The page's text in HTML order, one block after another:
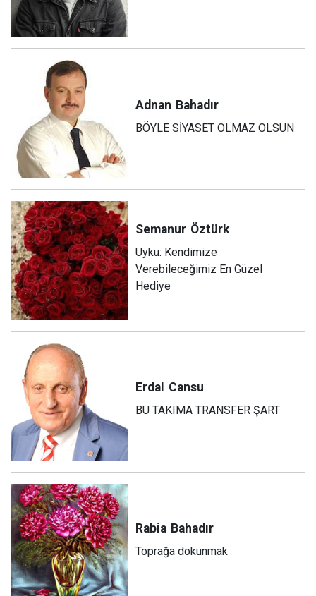
Adnan Bahadır
BÖYLE SİYASET OLMAZ OLSUN
Semanur Öztürk
Uyku: Kendimize
Verebileceğimiz En Güzel
Hediye
Erdal Cansu
BU TAKIMA TRANSFER ŞART
Rabia Bahadır
Toprağa dokunmak